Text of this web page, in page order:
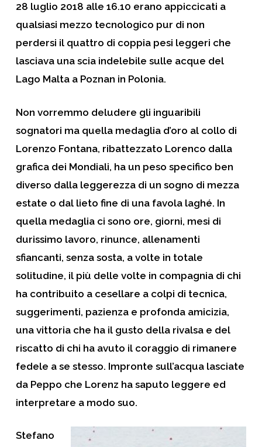
28 luglio 2018 alle 16.10 erano appiccicati a
qualsiasi mezzo tecnologico pur di non
perdersi il quattro di coppia pesi leggeri che
lasciava una scia indelebile sulle acque del
Lago Malta a Poznan in Polonia.
Non vorremmo deludere gli inguaribili
sognatori ma quella medaglia d’oro al collo di
Lorenzo Fontana, ribattezzato Lorenco dalla
grafica dei Mondiali, ha un peso specifico ben
diverso dalla leggerezza di un sogno di mezza
estate o dal lieto fine di una favola laghé. In
quella medaglia ci sono ore, giorni, mesi di
durissimo lavoro, rinunce, allenamenti
sfiancanti, senza sosta, a volte in totale
solitudine, il più delle volte in compagnia di chi
ha contribuito a cesellare a colpi di tecnica,
suggerimenti, pazienza e profonda amicizia,
una vittoria che ha il gusto della rivalsa e del
riscatto di chi ha avuto il coraggio di rimanere
fedele a se stesso. Impronte sull’acqua lasciate
da Peppo che Lorenz ha saputo leggere ed
interpretare a modo suo.
Stefano